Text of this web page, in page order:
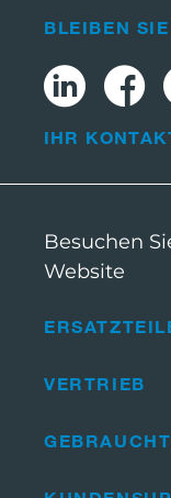
VERTRIEB
BLEIBEN
IHR
Besuchen
Website